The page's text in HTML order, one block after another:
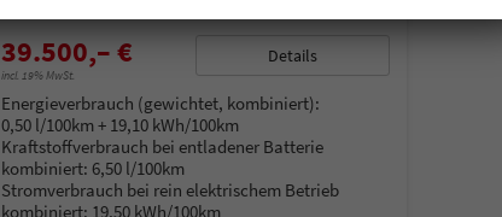
39.500,– €
incl. 19% MwSt.
Details
Energieverbrauch (gewichtet, kombiniert):
0,50 l/100km + 19,10 kWh/100km
Kraftstoffverbrauch bei entladener Batterie
kombiniert: 6,50 l/100km
Stromverbrauch bei rein elektrischem Betrieb
kombiniert: 19,50 kWh/100km